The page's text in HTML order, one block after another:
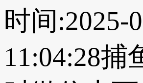
时间:2025-
11:04:28捕